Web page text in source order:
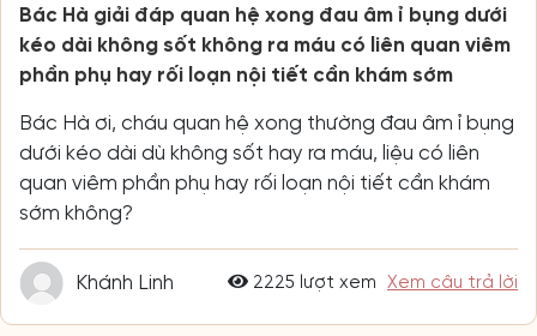
Bác Hà giải đáp quan hệ xong đau âm ỉ bụng dưới
kéo dài không sốt không ra máu có liên quan viêm
phần phụ hay rối loạn nội tiết cần khám sớm
Bác Hà ơi, cháu quan hệ xong thường đau âm ỉ bụng
dưới kéo dài dù không sốt hay ra máu, liệu có liên
quan viêm phần phụ hay rối loạn nội tiết cần khám
sớm không?
Khánh Linh 2225 lượt xem Xem câu trả lời